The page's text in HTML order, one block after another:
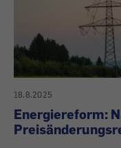
18.8.2025
Energiereform: